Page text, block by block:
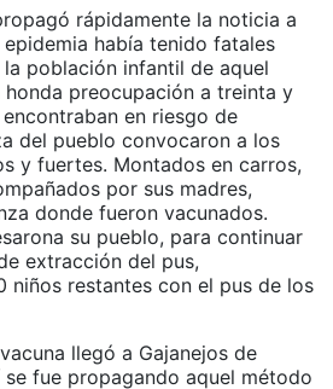
rápidamente la noticia a
había tenido fatales
población infantil de aquel
preocupación a treinta y
en riesgo de
del pueblo convocaron a los
y fuertes. Montados en carros,
por sus madres,
donde fueron vacunados.
su pueblo, para continuar
extracción del pus,
niños restantes con el pus de los
llegó a Gajanejos de
fue propagando aquel método